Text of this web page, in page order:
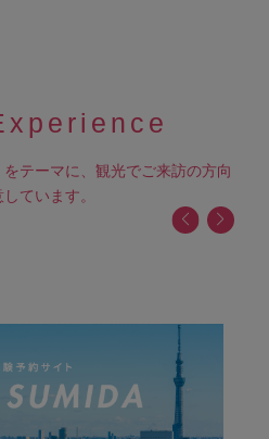
をテーマに、観光でご来訪の方向
ています。